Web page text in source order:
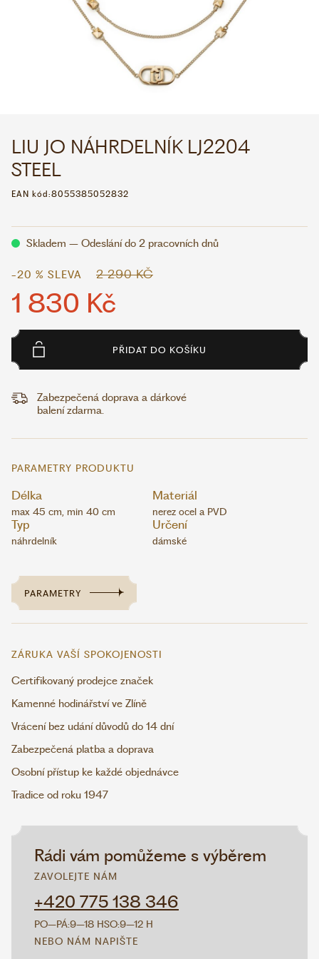
WHATSAPP VIBER
VOLEJTE 9:00–18:00 +420 775 138 346
Rádi vám pomůžeme s výběrem
ZAVOLEJTE NÁM
+420 775 138 346
PO–PÁ:9–18 HSO:9–12 H
NEBO NÁM NAPIŠTE
LIU JO NÁHRDELNÍK LJ2204
STEEL
EAN kód:8055385052832
Skladem – Odeslání do 2 pracovních dnů
-20 % SLEVA 2 290 KČ
1 830 Kč
PŘIDAT DO KOŠÍKU
Zabezpečená doprava a dárkové
balení zdarma.
PARAMETRY PRODUKTU
Délka
max 45 cm, min 40 cm
Materiál
nerez ocel a PVD
Typ
náhrdelník
Určení
dámské
PARAMETRY
ZÁRUKA VAŠÍ SPOKOJENOSTI
Certifikovaný prodejce značek
Kamenné hodinářství ve Zlíně
Vrácení bez udání důvodů do 14 dní
Zabezpečená platba a doprava
Osobní přístup ke každé objednávce
Tradice od roku 1947